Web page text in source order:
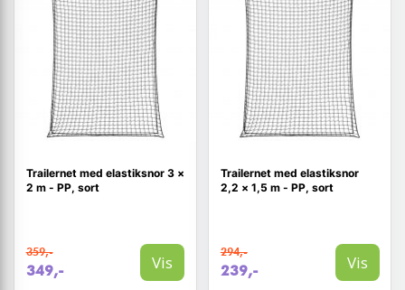
Trailernet med elastiksnor 3 ×
2 m - PP, sort
359,-
349,- Vis
Trailernet med elastiksnor
2,2 × 1,5 m - PP, sort
294,-
239,- Vis